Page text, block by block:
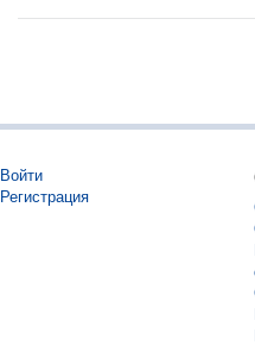
Войти
Регистрация